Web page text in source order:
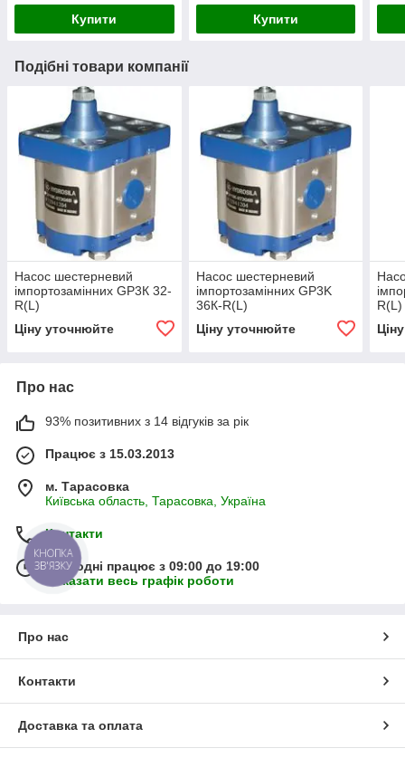
Купити Купити
Подібні товари компанії
Насос шестерневий
імпортозамінних GP3К 32-
R(L)
Ціну уточнюйте
Насос шестерневий
імпортозамінних GP3K
36К-R(L)
Ціну уточнюйте
R(L)
Про нас
93% позитивних з 14 відгуків за рік
Працює з 15.03.2013
м. Тарасовка
Київська область, Тарасовка, Україна
Контакти
Сьогодні працює з 09:00 до 19:00
Показати весь графік роботи
Про нас
Контакти
Доставка та оплата
КНОПКА
ЗВ'ЯЗКУ